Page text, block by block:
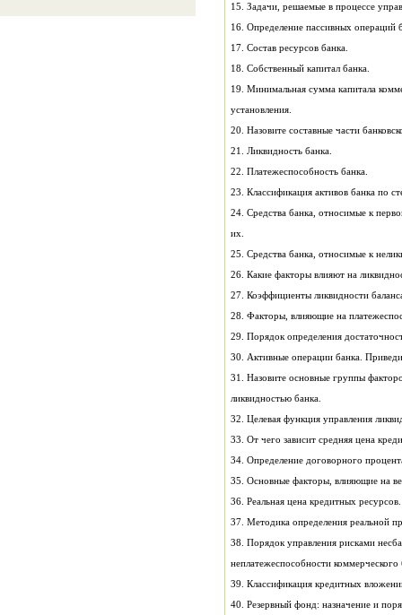
15. Задачи, решаемые в процессе
16. Определение пассивных
17. Состав ресурсов банка.
18. Собственный капитал банка.
19. Минимальная сумма капитала
установления.
20. Назовите составные части
21. Ликвидность банка.
22. Платежеспособность банка.
23. Классификация активов банка по
24. Средства банка,
их.
25. Средства банка, относимые
26. Какие факторы влияют на
27. Коэффициенты ликвидности
28. Факторы, влияющие на
29. Порядок
30. Активные операции банка.
31. Назовите основные группы
ликвидностью банка.
32. Целевая функция управления
33. От чего зависит средняя цена
34. Определение договорного
35. Основные факторы, влияющие на
36. Реальная цена кредитных
37. Методика определения реальной
38. Порядок управления рисками
неплатежеспособности коммерческого
39. Классификация кредитных
40. Резервный фонд: назначение и